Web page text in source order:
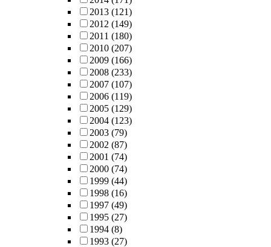
2013 (121)
2012 (149)
2011 (180)
2010 (207)
2009 (166)
2008 (233)
2007 (107)
2006 (119)
2005 (129)
2004 (123)
2003 (79)
2002 (87)
2001 (74)
2000 (74)
1999 (44)
1998 (16)
1997 (49)
1995 (27)
1994 (8)
1993 (27)